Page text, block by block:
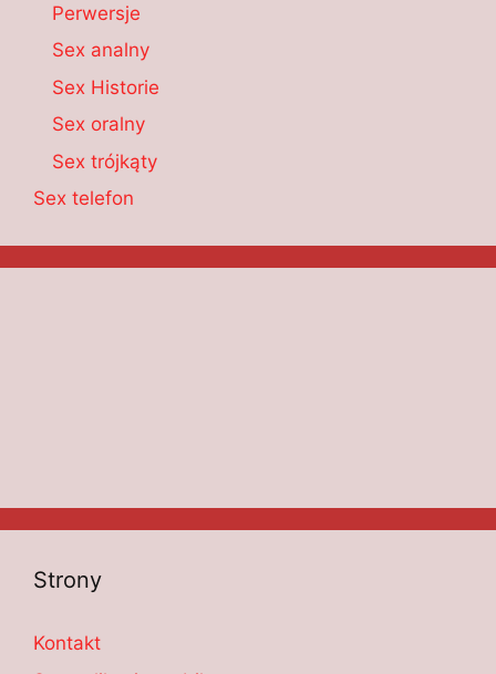
Perwersje
Sex analny
Sex Historie
Sex oralny
Sex trójkąty
Sex telefon
Strony
Kontakt